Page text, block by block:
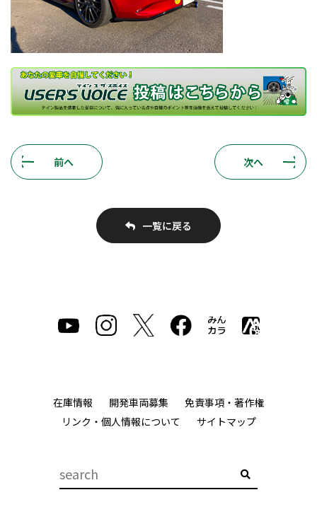
前へ 次へ
一覧に戻る
在庫情報 開発車両募集
免責事項・著作権
リンク・個人情報について
サイトマップ